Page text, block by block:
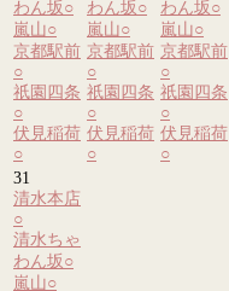
わん坂○
嵐山○
京都駅前
○
祇園四条
○
伏見稲荷
○
わん坂○
嵐山○
京都駅前
○
祇園四条
○
伏見稲荷
○
わん坂○
嵐山○
京都駅前
○
祇園四条
○
伏見稲荷
○
31
清水本店
○
清水ちゃ
わん坂○
嵐山○